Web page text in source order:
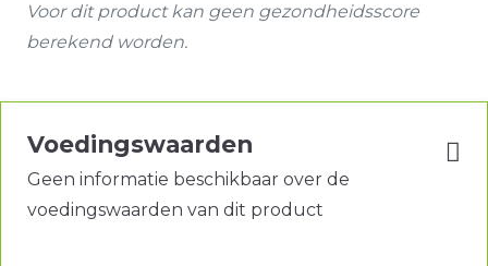
Voor dit product kan geen gezondheidsscore
berekend worden.
Voedingswaarden
Geen informatie beschikbaar over de
voedingswaarden van dit product